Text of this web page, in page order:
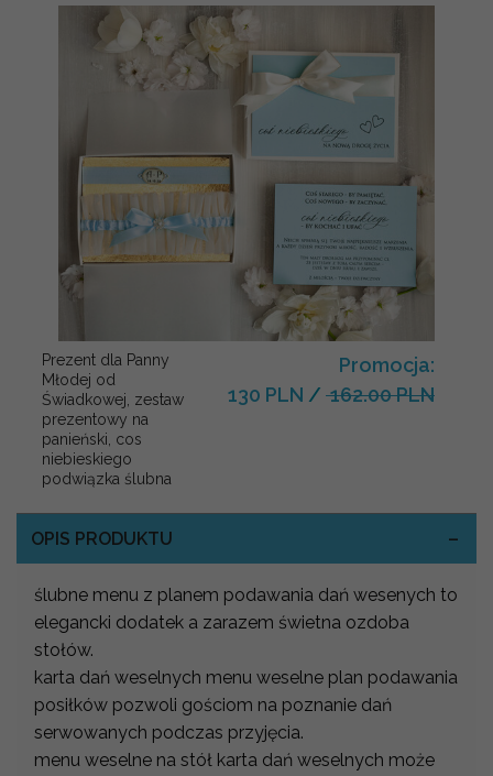
Prezent dla Panny
Młodej od
Świadkowej, zestaw
prezentowy na
panieński, cos
niebieskiego
podwiązka ślubna
Promocja:
130 PLN / 162.00 PLN
OPIS PRODUKTU
ślubne menu z planem podawania dań wesenych to
elegancki dodatek a zarazem świetna ozdoba
stołów.
karta dań weselnych menu weselne plan podawania
posiłków pozwoli gościom na poznanie dań
serwowanych podczas przyjęcia.
menu weselne na stół karta dań weselnych może